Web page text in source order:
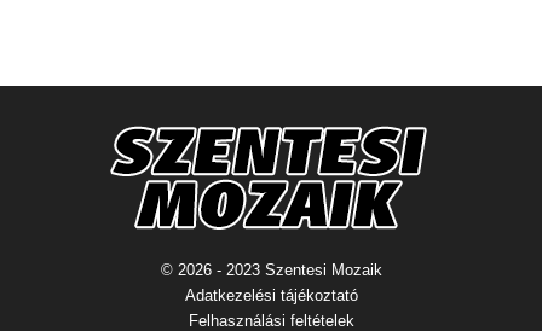
© 2026 - 2023 Szentesi Mozaik
Adatkezelési tájékoztató
Felhasználási feltételek